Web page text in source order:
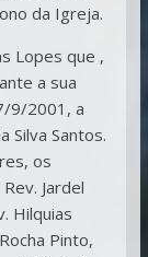
da Igreja.
Lopes que ,
a sua
9/2001, a
Silva Santos.
os
Jardel
Hilquias
Pinto,